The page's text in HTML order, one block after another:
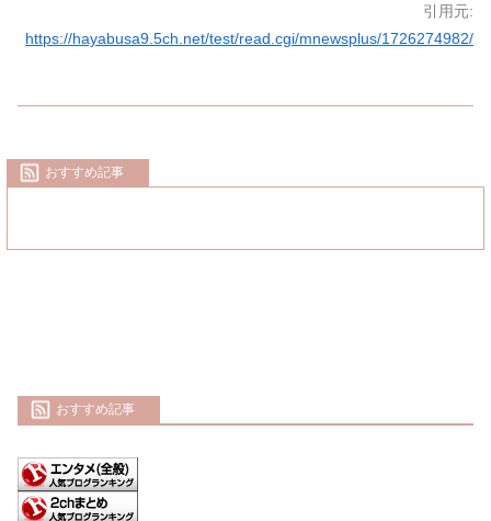
引用元:
https://hayabusa9.5ch.net/test/read.cgi/mnewsplus/1726274982/
おすすめ記事
おすすめ記事